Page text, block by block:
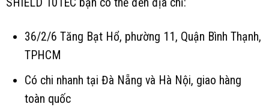
36/2/6 Tăng Bạt Hổ, phường 11, Quận Bình Thạnh,
TPHCM
Có chi nhanh tại Đà Nẵng và Hà Nội, giao hàng
toàn quốc